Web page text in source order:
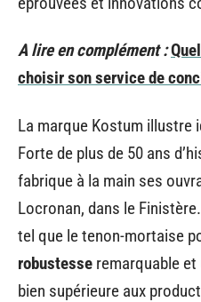
A lire en complément :
choisir son service de
La marque Kostum illustre
Forte de plus de 50 ans
fabrique à la main ses
Locronan, dans le
tel que le tenon-mortaise
robustesse remarquable et
bien supérieure aux